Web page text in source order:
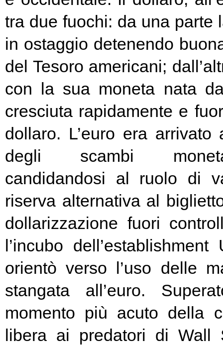
tra due fuochi: da una parte
in ostaggio detenendo
del Tesoro americani;
con la sua moneta nata
cresciuta rapidamente e
dollaro. L’euro era
degli scambi
candidandosi al ruolo di
riserva alternativa al
dollarizzazione fuori
l’incubo
orientò verso l’uso delle
stangata all’euro.
momento più acuto della
libera ai predatori di Wall